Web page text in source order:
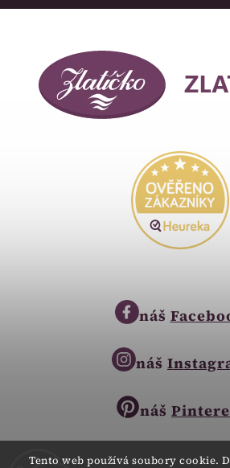
Tento web používá soubory cookie.
náš
náš
náš